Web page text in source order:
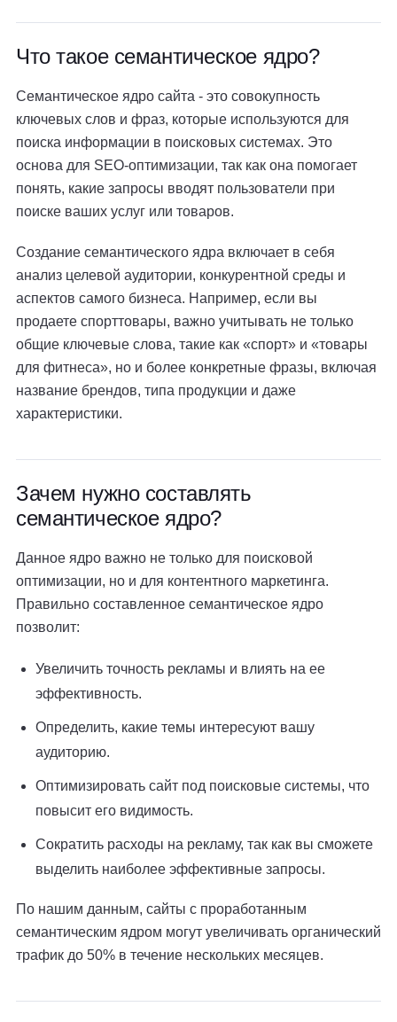
Что такое семантическое ядро?
Семантическое ядро сайта - это совокупность
ключевых слов и фраз, которые используются для
поиска информации в поисковых системах. Это
основа для SEO-оптимизации, так как она помогает
понять, какие запросы вводят пользователи при
поиске ваших услуг или товаров.
Создание семантического ядра включает в себя
анализ целевой аудитории, конкурентной среды и
аспектов самого бизнеса. Например, если вы
продаете спорттовары, важно учитывать не только
общие ключевые слова, такие как «спорт» и «товары
для фитнеса», но и более конкретные фразы, включая
название брендов, типа продукции и даже
характеристики.
Зачем нужно составлять
семантическое ядро?
Данное ядро важно не только для поисковой
оптимизации, но и для контентного маркетинга.
Правильно составленное семантическое ядро
позволит:
Увеличить точность рекламы и влиять на ее
эффективность.
Определить, какие темы интересуют вашу
аудиторию.
Оптимизировать сайт под поисковые системы, что
повысит его видимость.
Сократить расходы на рекламу, так как вы сможете
выделить наиболее эффективные запросы.
По нашим данным, сайты с проработанным
семантическим ядром могут увеличивать органический
трафик до 50% в течение нескольких месяцев.